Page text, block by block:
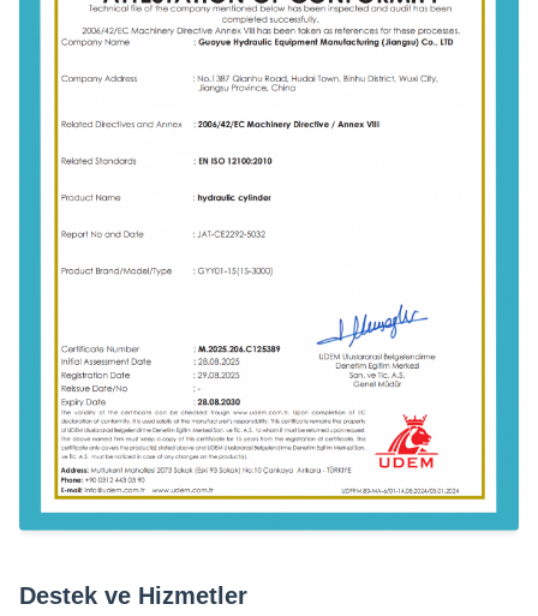
Destek ve Hizmetler